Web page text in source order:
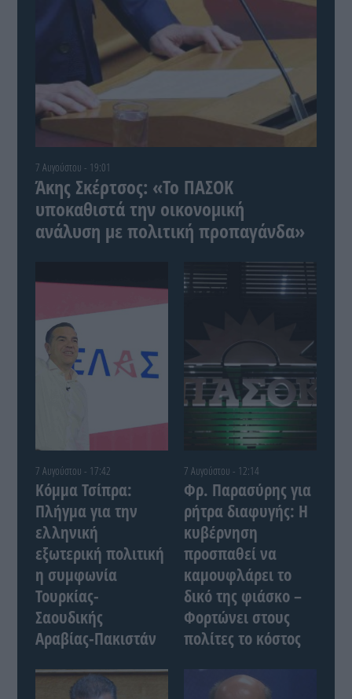
7 Αυγούστου - 19:01
Άκης Σκέρτσος: «Το ΠΑΣΟΚ
υποκαθιστά την οικονομική
ανάλυση με πολιτική προπαγάνδα»
7 Αυγούστου - 17:42
Κόμμα Τσίπρα:
Πλήγμα για την
ελληνική
εξωτερική πολιτική
η συμφωνία
Τουρκίας-
Σαουδικής
Αραβίας-Πακιστάν
7 Αυγούστου - 12:14
Φρ. Παρασύρης για
ρήτρα διαφυγής: Η
κυβέρνηση
προσπαθεί να
καμουφλάρει το
δικό της φιάσκο –
Φορτώνει στους
πολίτες το κόστος